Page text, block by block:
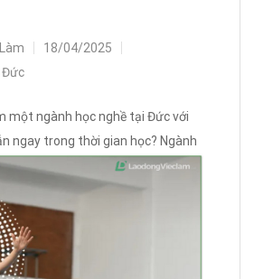
18/04/2025
Đức
một ngành học nghề tại Đức với
ngay trong thời gian học? Ngành